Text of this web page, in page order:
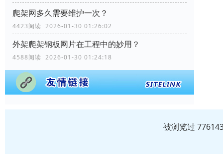
爬架网多久需要维护一次？
4423阅读 2026-01-30 01:26:02
外架爬架钢板网片在工程中的妙用？
4588阅读 2026-01-30 01:24:18
被浏览过